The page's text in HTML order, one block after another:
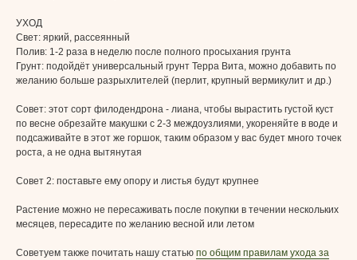
УХОД
Свет: яркий, рассеянный
Полив: 1-2 раза в неделю после полного просыхания грунта
Грунт: подойдёт универсальный грунт Терра Вита, можно добавить по
желанию больше разрыхлителей (перлит, крупный вермикулит и др.)
Совет: этот сорт филодендрона - лиана, чтобы вырастить густой куст
по весне обрезайте макушки с 2-3 междоузлиями, укореняйте в воде и
подсаживайте в этот же горшок, таким образом у вас будет много точек
роста, а не одна вытянутая
Совет 2: поставьте ему опору и листья будут крупнее
Растение можно не пересаживать после покупки в течении нескольких
месяцев, пересадите по желанию весной или летом
Советуем также почитать нашу статью по общим правилам ухода за